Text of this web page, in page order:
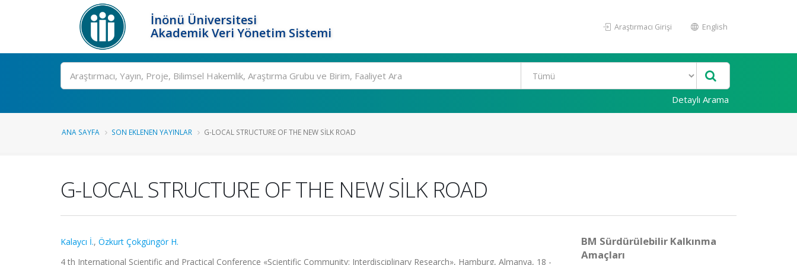
İnönü Üniversitesi
Akademik Veri Yönetim Sistemi
Araştırmacı Girişi English
Ara
Detaylı Arama
ANA SAYFA SON EKLENEN YAYINLAR G-LOCAL STRUCTURE OF THE NEW SİLK ROAD
G-LOCAL STRUCTURE OF THE NEW SİLK ROAD
Kalaycı İ., Özkurt Çokgüngör H.
4 th International Scientific and Practical Conference «Scientific Community: Interdisciplinary Research», Hamburg, Almanya, 18 -
BM Sürdürülebilir Kalkınma
Amaçları